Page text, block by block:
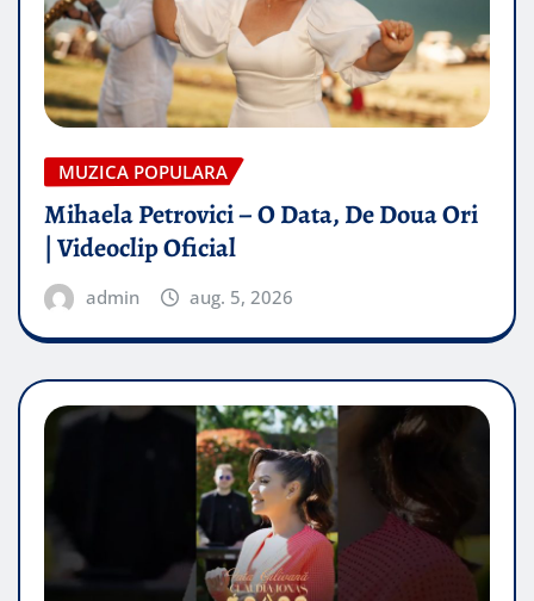
MUZICA POPULARA
Mihaela Petrovici – O Data, De Doua Ori
| Videoclip Oficial
admin aug. 5, 2026